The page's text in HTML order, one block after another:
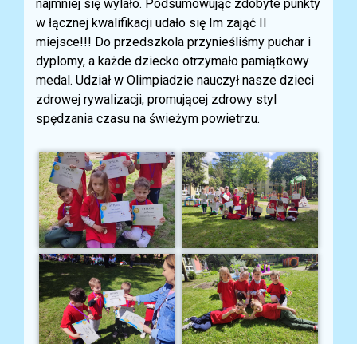
najmniej się wylało. Podsumowując zdobyte punkty
w łącznej kwalifikacji udało się Im zająć II
miejsce!!! Do przedszkola przynieśliśmy puchar i
dyplomy, a każde dziecko otrzymało pamiątkowy
medal. Udział w Olimpiadzie nauczył nasze dzieci
zdrowej rywalizacji, promującej zdrowy styl
spędzania czasu na świeżym powietrzu.